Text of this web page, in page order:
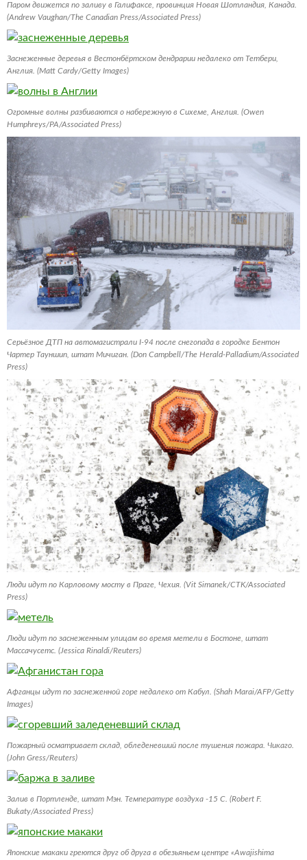
Паром движется по заливу в Галифаксе, провинция Новая Шотландия, Канада.
(Andrew Vaughan/The Canadian Press/Associated Press)
Заснеженные деревья в Вестонбёртском дендрарии недалеко от Тетбери,
Англия. (Matt Cardy/Getty Images)
Огромные волны разбиваются о набережную в Сихеме, Англия. (Owen
Humphreys/PA/Associated Press)
Серьёзное ДТП на автомагистрали I-94 после снегопада в городке Бентон
Чартер Тауншип, штат Мичиган. (Don Campbell/The Herald-Palladium/Associated
Press)
Люди идут по Карловому мосту в Праге, Чехия. (Vit Simanek/CTK/Associated
Press)
Люди идут по заснеженным улицам во время метели в Бостоне, штат
Массачусетс. (Jessica Rinaldi/Reuters)
Афганцы идут по заснеженной горе недалеко от Кабул. (Shah Marai/AFP/Getty
Images)
Пожарный осматривает склад, обледеневший после тушения пожара. Чикаго.
(John Gress/Reuters)
Залив в Портленде, штат Мэн. Температуре воздуха -15 С. (Robert F.
Bukaty/Associated Press)
Японские макаки греются друг об друга в обезьяньем центре «Awajishima